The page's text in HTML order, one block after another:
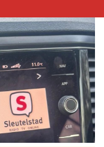
Volgend uur